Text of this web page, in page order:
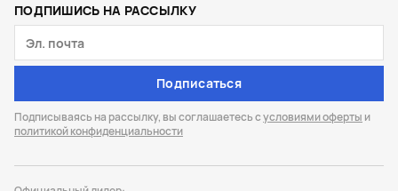
ПОДПИШИСЬ НА РАССЫЛКУ
Подписаться
Подписываясь на рассылку, вы соглашаетесь сусловиями оферты и
политикой конфиденциальности